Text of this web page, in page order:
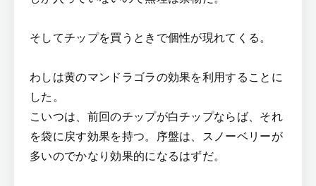
そしてチップを買うときで個性が現れてくる。
わしは黄のマンドラゴラの効果を利用することに
した。
こいつは、前回のチップが白チップならば、それ
を袋に戻す効果を持つ。序盤は、スノーベリーが
多いのでかなり効果的になるはずだ。